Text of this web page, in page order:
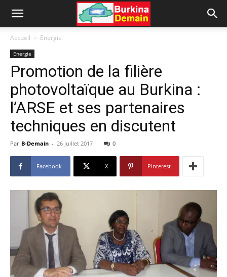
Accueil Energie
Energie
Promotion de la filière
photovoltaïque au Burkina :
l’ARSE et ses partenaires
techniques en discutent
Par B-Demain - 26 juillet 2017 0
Facebook X Pinterest